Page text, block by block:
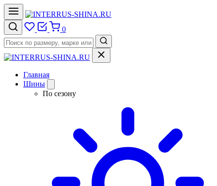
0
Главная
Шины
По сезону